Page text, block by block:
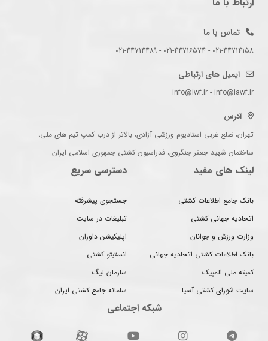
تماس با ما
021-44714158 - 021-44716574 - 021-44714489
ایمیل های ارتباطی
info@iwf.ir - info@iawf.ir
آدرس
تهران، ضلع غربی استادیوم ورزشی آزادی، بالاتر از درب کمپ تیم های ملی،
ساختمان شهید جعفر جنگروی، فدراسیون کشتی جمهوری اسلامی ایران
لینک های مفید
بانک جامع اطلاعات کشتی
اتحادیه جهانی کشتی
وزارت ورزش و جوانان
بانک اطلاعات کشتی اتحادیه جهانی
کمیته ملی المپیک
سایت شورای کشتی آسیا
دسترسی سریع
جستجوی پیشرفته
تبلیغات در سایت
اپلیکیشن داوران
انستیتو کشتی
سازمان لیگ
سامانه جامع کشتی ایران
شبکه اجتماعی